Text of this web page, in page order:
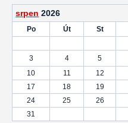
srpen 2026
Po Út St
3
4 5
10
11 12
17
18 19
24
25 26
31